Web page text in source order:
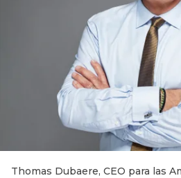
Thomas Dubaere, CEO para las